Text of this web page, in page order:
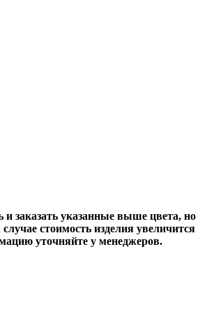
заказать указанные выше цвета, но
стоимость изделия увеличится
уточняйте у менеджеров.